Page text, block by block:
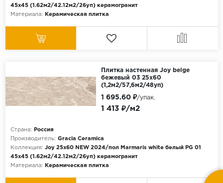
45x45 (1.62м2/42.12м2/26уп) керамогранит
Материала:
Керамическая плитка
Плитка настенная Joy beige
бежевый 03 25х60
(1,2м2/57,6м2/48уп)
Страна:
Россия
Производитель: Gracia Ceramica
Коллекция: Joy 25х60 NEW 2024/пол Marmaris white белый PG 01
45x45 (1.62м2/42.12м2/26уп) керамогранит
Материала:
Керамическая плитка
1 413 ₽/м2
1 695.60 ₽/упак.